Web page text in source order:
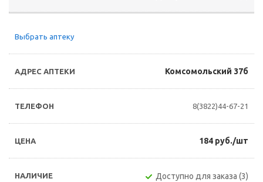
Выбрать аптеку
Комсомольский 37б
8(3822)44-67-21
184 руб./шт
Доступно для заказа (3)